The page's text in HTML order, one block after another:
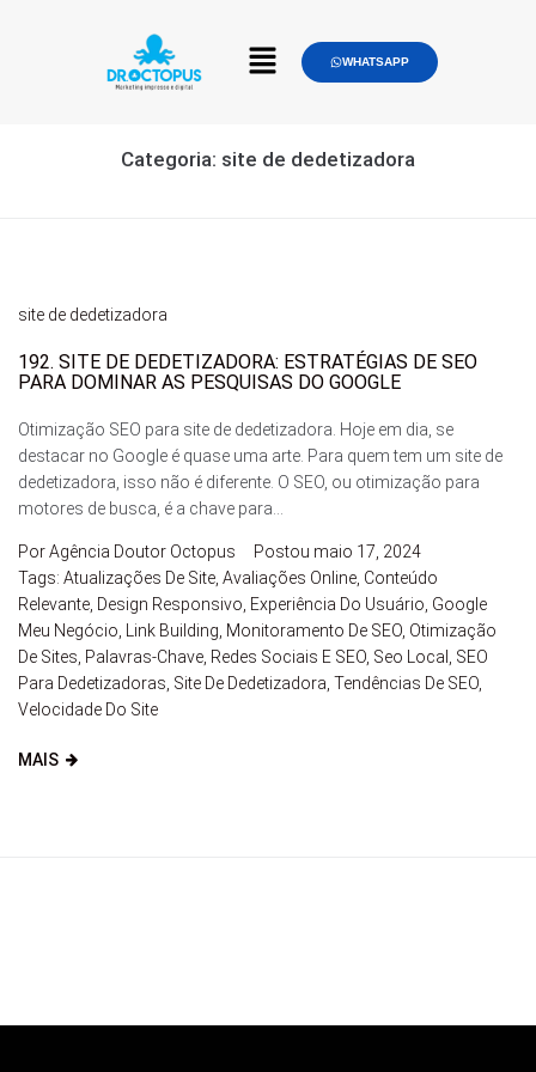
WHATSAPP
Categoria: site de dedetizadora
site de dedetizadora
192. SITE DE DEDETIZADORA: ESTRATÉGIAS DE SEO
PARA DOMINAR AS PESQUISAS DO GOOGLE
Otimização SEO para site de dedetizadora. Hoje em dia, se
destacar no Google é quase uma arte. Para quem tem um site de
dedetizadora, isso não é diferente. O SEO, ou otimização para
motores de busca, é a chave para...
PorAgência Doutor Octopus Postou maio 17, 2024
Tags: Atualizações De Site Avaliações Online Conteúdo
Relevante Design Responsivo Experiência Do Usuário Google
Meu Negócio
Link Building Monitoramento De SEO Otimização
De Sites Palavras-Chave Redes Sociais E SEO Seo Local
SEO
Para Dedetizadoras Site De Dedetizadora Tendências De SEO
Velocidade Do Site
MAIS